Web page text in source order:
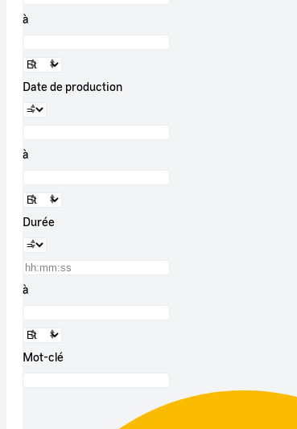
à
Date de production
à
Durée
à
Mot-clé